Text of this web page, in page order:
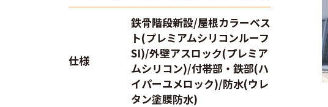
仕様
鉄骨階段新設/屋根カラーベス
ト(プレミアムシリコンルーフ
SI)/外壁アスロック(プレミア
ムシリコン)/付帯部・鉄部(ハ
イパーユメロック)/防水(ウレ
タン塗膜防水)